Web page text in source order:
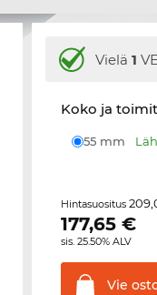
Vielä1
Koko ja
55 mm
Hintasuositus
177,65 €
sis. 25.50% ALV
Vie